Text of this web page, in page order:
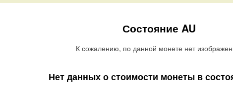
Состояние AU
К сожалению, по данной монете нет
Нет данных о стоимости монеты в